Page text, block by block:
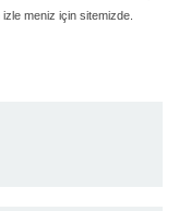
meniz için sitemizde.